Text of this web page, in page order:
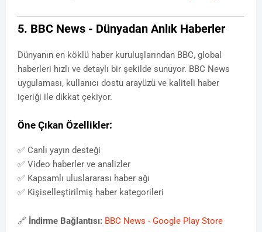
5. BBC News - Dünyadan Anlık Haberler
Dünyanın en köklü haber kuruluşlarından BBC, global
haberleri hızlı ve detaylı bir şekilde sunuyor. BBC News
uygulaması, kullanıcı dostu arayüzü ve kaliteli haber
içeriği ile dikkat çekiyor.
Öne Çıkan Özellikler:
✅ Canlı yayın desteği
✅ Video haberler ve analizler
✅ Kapsamlı uluslararası haber ağı
✅ Kişiselleştirilmiş haber kategorileri
🔗 İndirme Bağlantısı: BBC News - Google Play Store